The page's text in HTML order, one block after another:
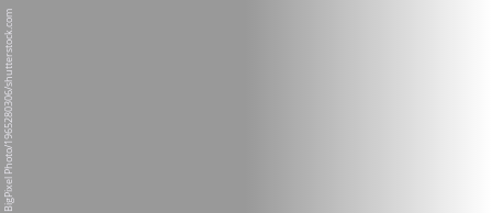
BigPixel Photo/1965280306/shutterstock.com